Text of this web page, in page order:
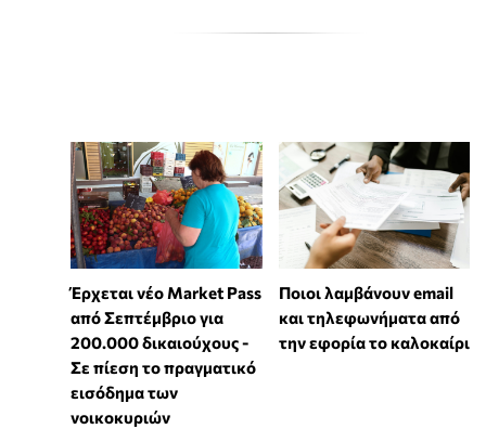
Έρχεται νέο Market Pass
από Σεπτέμβριο για
200.000 δικαιούχους -
Σε πίεση το πραγματικό
εισόδημα των
νοικοκυριών
Ποιοι λαμβάνουν email
και τηλεφωνήματα από
την εφορία το καλοκαίρι